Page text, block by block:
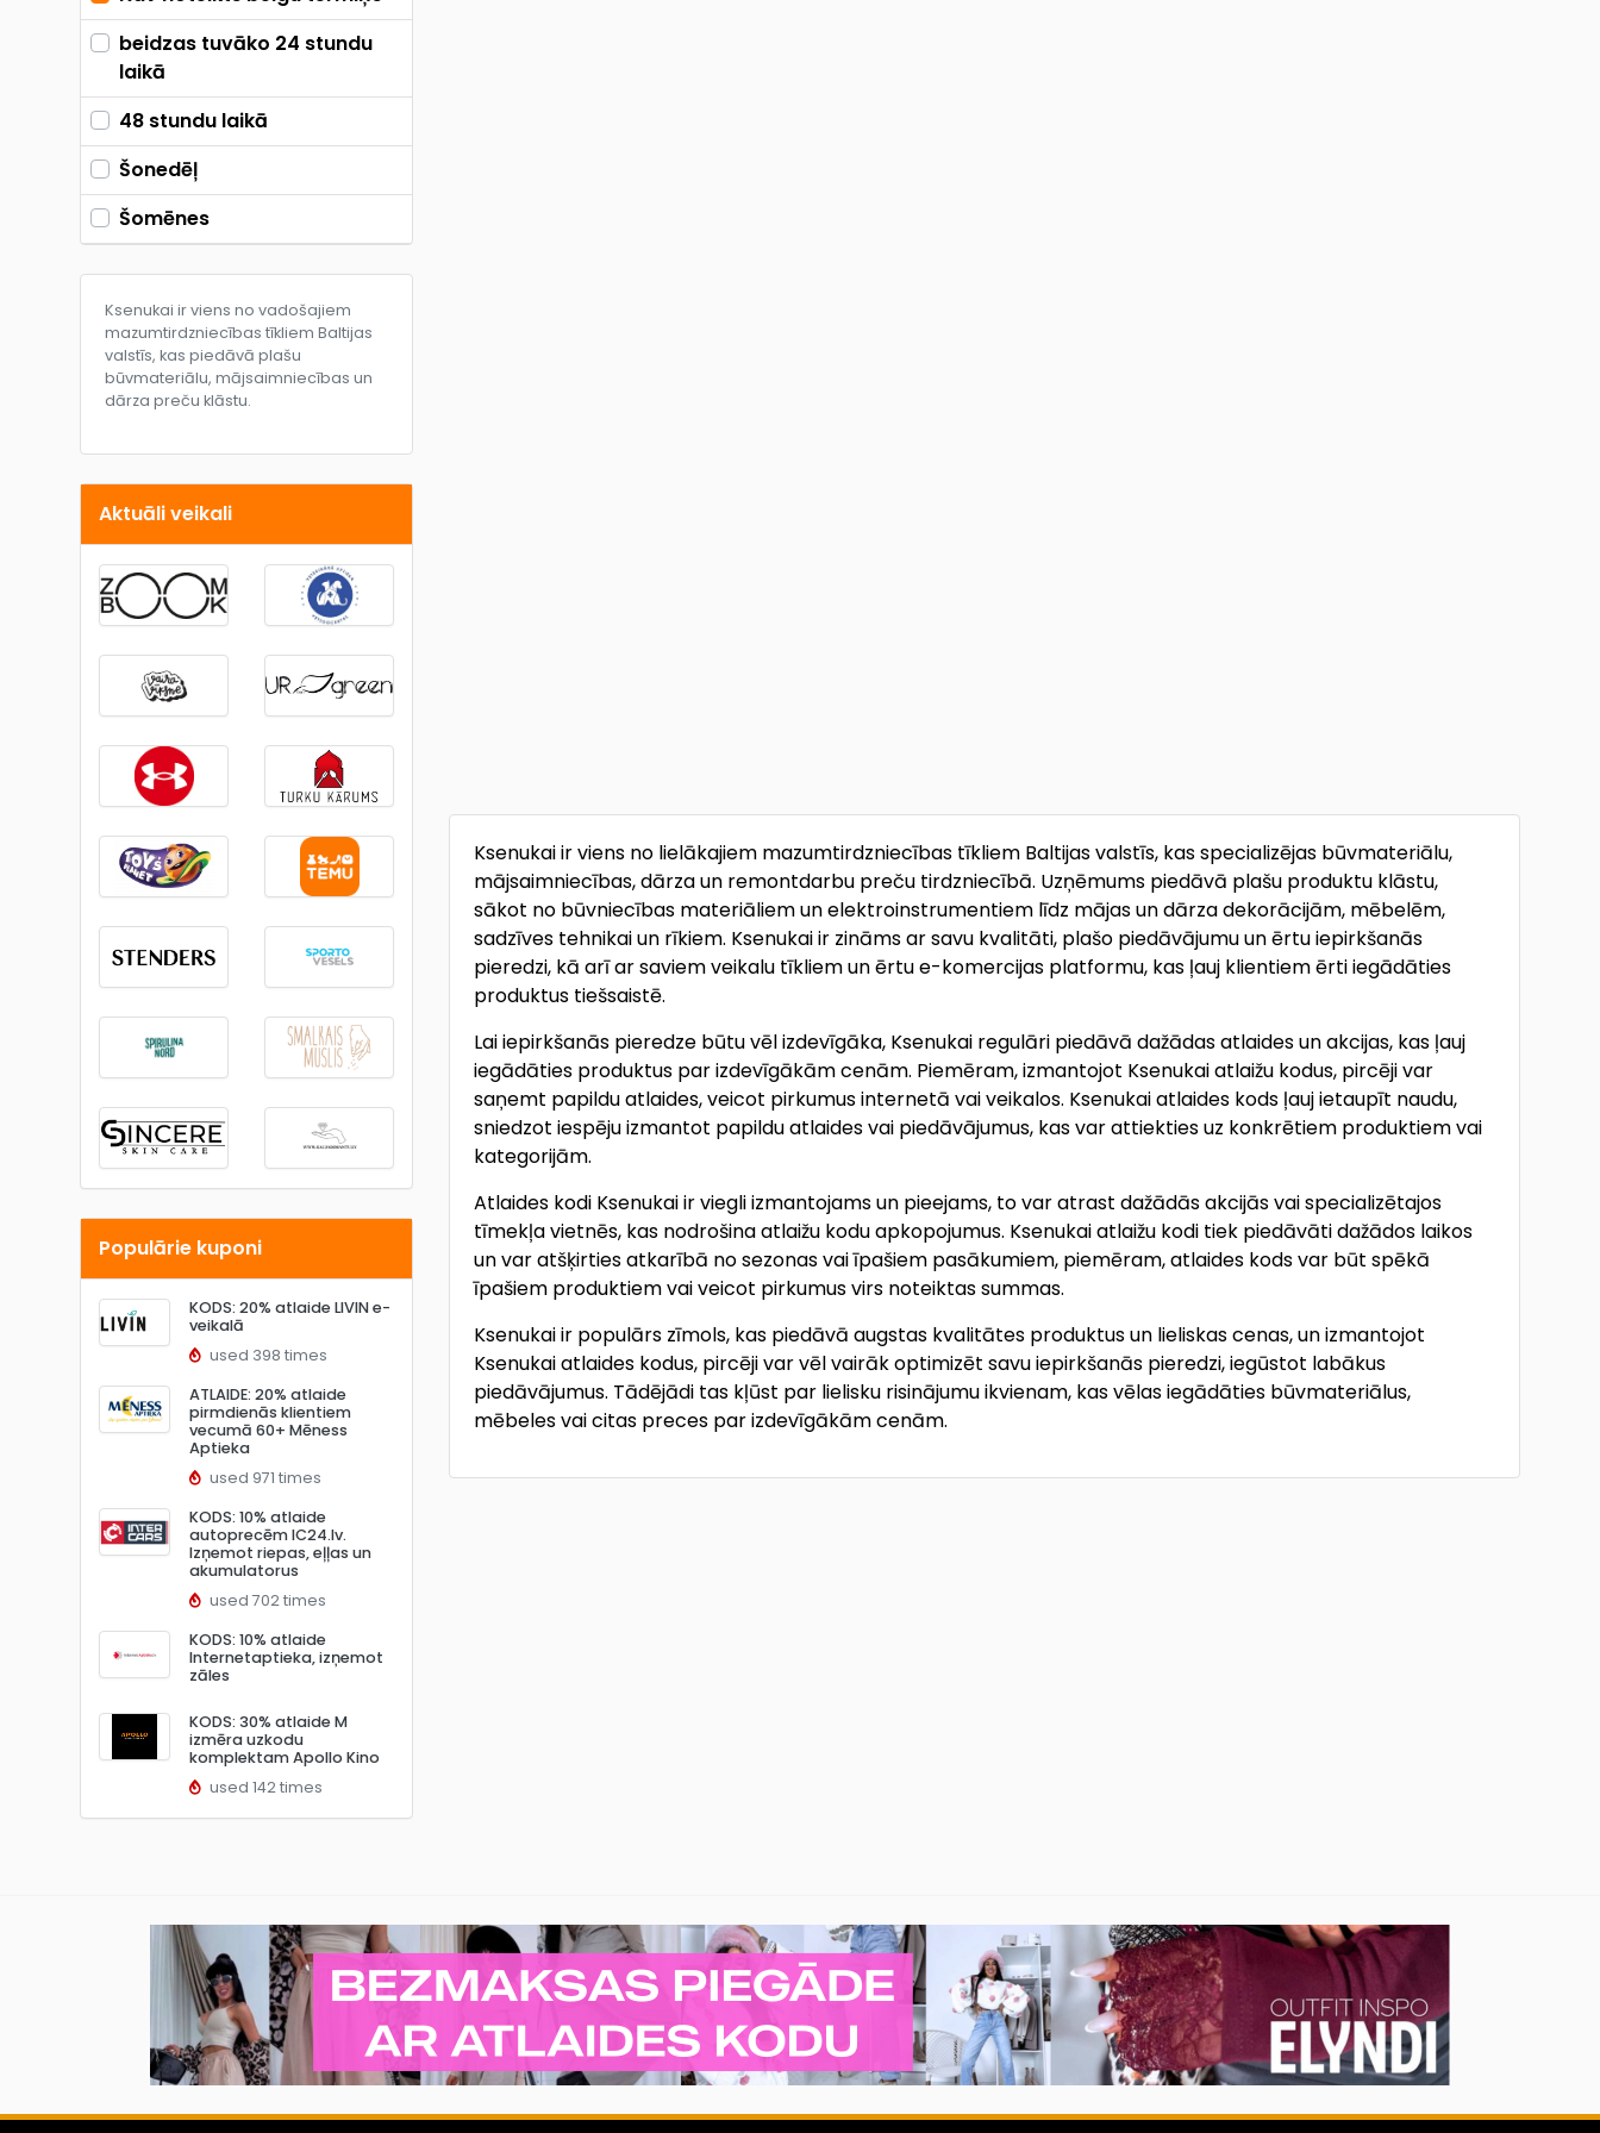
beidzas tuvāko 24 stundu
laikā
48 stundu laikā
Šonedēļ
Šomēnes
Ksenukai ir viens no vadošajiem
mazumtirdzniecības tīkliem Baltijas
valstīs, kas piedāvā plašu
būvmateriālu, mājsaimniecības un
dārza preču klāstu.
Aktuāli veikali
Populārie kuponi
KODS: 20% atlaide LIVIN e-
veikalā
used 398 times
ATLAIDE: 20% atlaide
pirmdienās klientiem
vecumā 60+ Mēness
Aptieka
used 971 times
KODS: 10% atlaide
autoprecēm IC24.lv.
Izņemot riepas, eļļas un
akumulatorus
used 702 times
KODS: 10% atlaide
Internetaptieka, izņemot
zāles
KODS: 30% atlaide M
izmēra uzkodu
komplektam Apollo Kino
used 142 times
Ksenukai ir viens no lielākajiem mazumtirdzniecības tīkliem Baltijas valstīs, kas specializējas būvmateriālu,
mājsaimniecības, dārza un remontdarbu preču tirdzniecībā. Uzņēmums piedāvā plašu produktu klāstu,
sākot no būvniecības materiāliem un elektroinstrumentiem līdz mājas un dārza dekorācijām, mēbelēm,
sadzīves tehnikai un rīkiem. Ksenukai ir zināms ar savu kvalitāti, plašo piedāvājumu un ērtu iepirkšanās
pieredzi, kā arī ar saviem veikalu tīkliem un ērtu e-komercijas platformu, kas ļauj klientiem ērti iegādāties
produktus tiešsaistē.
Lai iepirkšanās pieredze būtu vēl izdevīgāka, Ksenukai regulāri piedāvā dažādas atlaides un akcijas, kas ļauj
iegādāties produktus par izdevīgākām cenām. Piemēram, izmantojot Ksenukai atlaižu kodus, pircēji var
saņemt papildu atlaides, veicot pirkumus internetā vai veikalos. Ksenukai atlaides kods ļauj ietaupīt naudu,
sniedzot iespēju izmantot papildu atlaides vai piedāvājumus, kas var attiekties uz konkrētiem produktiem vai
kategorijām.
Atlaides kodi Ksenukai ir viegli izmantojams un pieejams, to var atrast dažādās akcijās vai specializētajos
tīmekļa vietnēs, kas nodrošina atlaižu kodu apkopojumus. Ksenukai atlaižu kodi tiek piedāvāti dažādos laikos
un var atšķirties atkarībā no sezonas vai īpašiem pasākumiem, piemēram, atlaides kods var būt spēkā
īpašiem produktiem vai veicot pirkumus virs noteiktas summas.
Ksenukai ir populārs zīmols, kas piedāvā augstas kvalitātes produktus un lieliskas cenas, un izmantojot
Ksenukai atlaides kodus, pircēji var vēl vairāk optimizēt savu iepirkšanās pieredzi, iegūstot labākus
piedāvājumus. Tādējādi tas kļūst par lielisku risinājumu ikvienam, kas vēlas iegādāties būvmateriālus,
mēbeles vai citas preces par izdevīgākām cenām.